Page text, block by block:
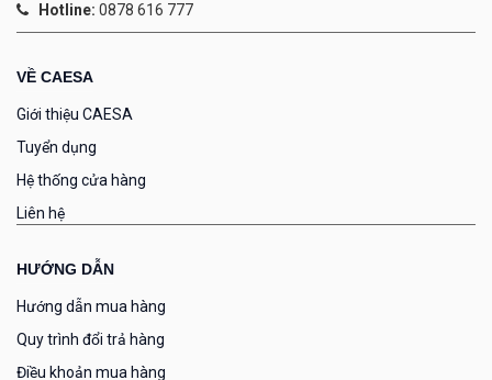
Hotline: 0878 616 777
VỀ CAESA
Giới thiệu CAESA
Tuyển dụng
Hệ thống cửa hàng
Liên hệ
HƯỚNG DẪN
Hướng dẫn mua hàng
Quy trình đổi trả hàng
Điều khoản mua hàng